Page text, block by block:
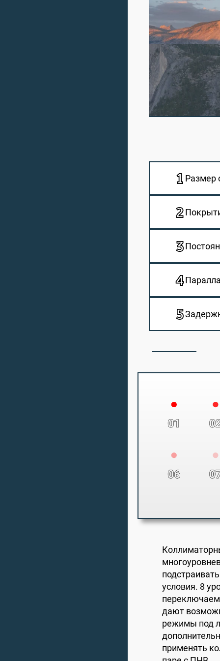
Размер
условия. 8
дают
режимы под
применять